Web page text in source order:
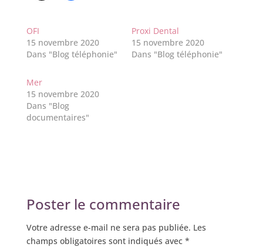
OFI
15 novembre 2020
Dans "Blog téléphonie"
Proxi Dental
15 novembre 2020
Dans "Blog téléphonie"
Mer
15 novembre 2020
Dans "Blog
documentaires"
Poster le commentaire
Votre adresse e-mail ne sera pas publiée. Les
champs obligatoires sont indiqués avec *